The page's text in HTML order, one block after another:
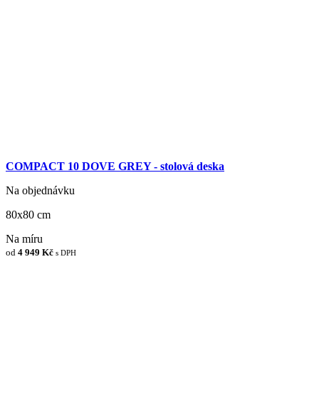
COMPACT 10 DOVE GREY - stolová deska
Na objednávku
80x80 cm
Na míru
od 4 949 Kč s DPH